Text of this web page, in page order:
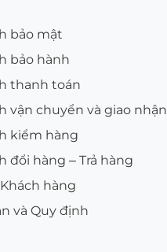
bảo mật
bảo hành
thanh toán
vận chuyển và giao nhận
kiểm hàng
đổi hàng – Trả hàng
hàng
và Quy định